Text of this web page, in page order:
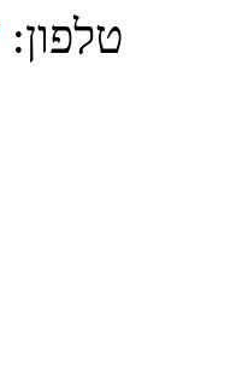
טלפון: